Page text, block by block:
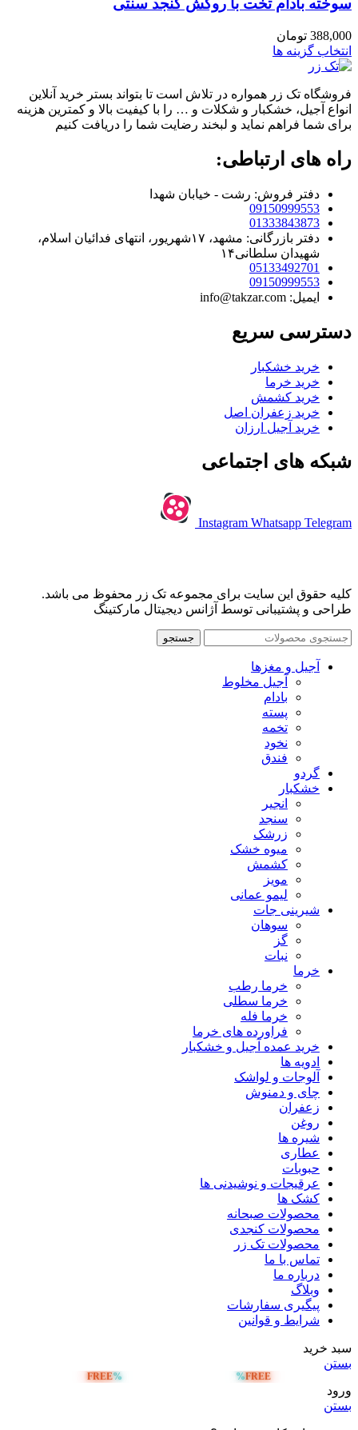
سوخته بادام تخت با روکش کنجد سنتی
388,000 تومان
انتخاب گزینه ها
فروشگاه تک زر همواره در تلاش است تا بتواند بستر خرید آنلاین
انواع آجیل، خشکبار و شکلات و … را با کیفیت بالا و کمترین هزینه
برای شما فراهم نماید و لبخند رضایت شما را دریافت کنیم
راه های ارتباطی:
دفتر فروش: رشت - خیابان شهدا
09150999553
01333843873
دفتر بازرگانی: مشهد، ۱۷شهریور، انتهای فدائیان اسلام،
شهیدان سلطانی۱۴
05133492701
09150999553
ایمیل: info@takzar.com
دسترسی سریع
خرید خشکبار
خرید خرما
خرید کشمش
خرید زعفران اصل
خرید آجیل ارزان
شبکه های اجتماعی
Instagram Whatsapp Telegram
کلیه حقوق این سایت برای مجموعه تک زر محفوظ می باشد.
طراحی و پشتیبانی توسط آژانس دیجیتال مارکتینگ
جستجو
آجیل و مغزها
آجیل مخلوط
بادام
پسته
تخمه
نخود
فندق
گردو
خشکبار
انجیر
سنجد
زرشک
میوه خشک
کشمش
مویز
لیمو عمانی
شیرینی جات
سوهان
گز
نبات
خرما
خرما رطب
خرما سطلی
خرما فله
فراورده های خرما
خرید عمده آجیل و خشکبار
ادویه ها
آلوجات و لواشک
چای و دمنوش
زعفران
روغن
شیره ها
عطاری
حبوبات
عرقیجات و نوشیدنی ها
کشک ها
محصولات صبحانه
محصولات کنجدی
محصولات تک زر
تماس با ما
درباره ما
وبلاگ
پیگیری سفارشات
شرایط و قوانین
سبد خرید
بستن
FREE
%
%
FREE
ورود
بستن